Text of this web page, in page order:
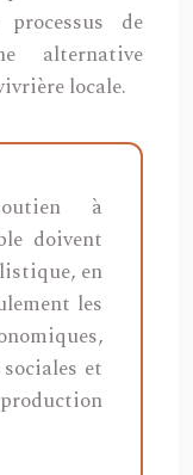
de
alternative
locale.
à
doivent
en
les
et